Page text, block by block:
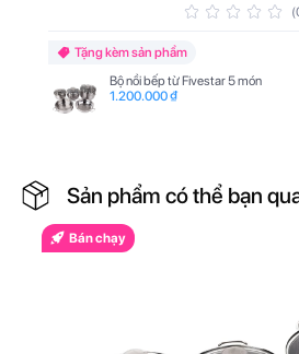
Tặng kèm sản phẩm
Bộ nồi bếp từ Fivestar 5 món
1.200.000 ₫
Sản phẩm có thể bạn
Bán chạy